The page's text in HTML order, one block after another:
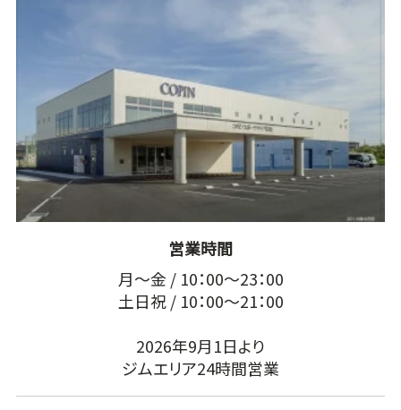
営業時間
月～金 / 10：00～23：00
土日祝 / 10：00～21：00
2026年9月1日より
ジムエリア24時間営業